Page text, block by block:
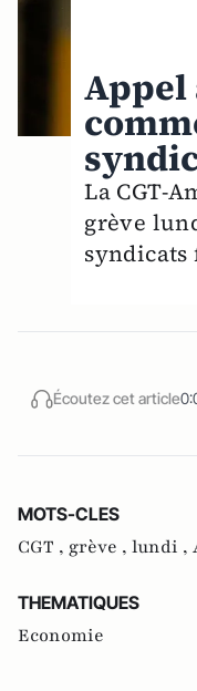
Appel
La CGT-
grève
syndicats
Écoutez cet article
MOTS-CLES
CGT , grève , lundi ,
THEMATIQUES
Economie